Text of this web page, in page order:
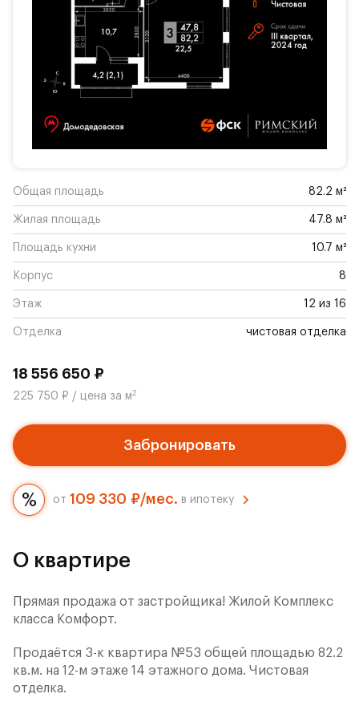
Общая площадь 82.2 м²
Жилая площадь 47.8 м²
Площадь кухни 10.7 м²
Корпус 8
Этаж 12 из 16
Отделка чистовая отделка
18 556 650 ₽
225 750 ₽ / цена за м2
Забронировать
от 109 330 ₽/мес. в ипотеку
О квартире
Прямая продажа от застройщика! Жилой Комплекс
класса Комфорт.
Продаётся 3-к квартира №53 общей площадью 82.2
кв.м. на 12-м этаже 14 этажного дома. Чистовая
отделка.